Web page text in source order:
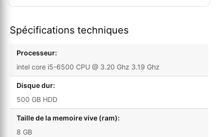
Spécifications techniques
Processeur:
intel core i5-6500 CPU @ 3.20 Ghz 3.19 Ghz
Disque dur:
500 GB HDD
Taille de la memoire vive (ram):
8 GB